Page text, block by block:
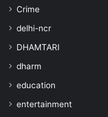
Crime
delhi-ncr
DHAMTARI
dharm
education
entertainment